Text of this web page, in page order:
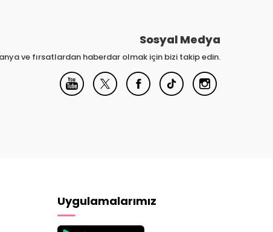
Sosyal Medya
ve fırsatlardan haberdar olmak için bizi takip edin.
Uygulamalarımız